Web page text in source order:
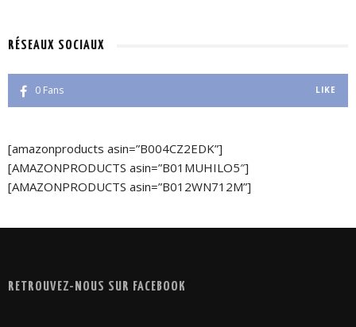
RÉSEAUX SOCIAUX
0 Fans LIKE
[amazonproducts asin=”B004CZ2EDK”]
[AMAZONPRODUCTS asin=”B01MUHILO5″]
[AMAZONPRODUCTS asin=”B012WN712M”]
RETROUVEZ-NOUS SUR FACEBOOK